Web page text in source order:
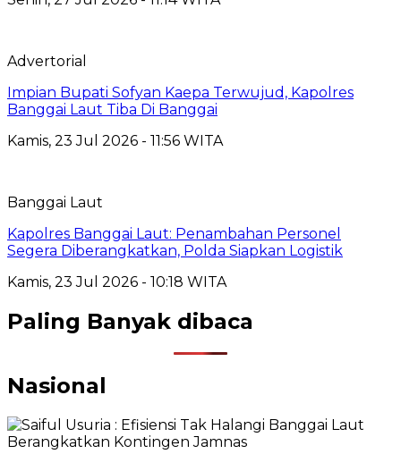
Advertorial
Impian Bupati Sofyan Kaepa Terwujud, Kapolres
Banggai Laut Tiba Di Banggai
Kamis, 23 Jul 2026 - 11:56 WITA
Banggai Laut
Kapolres Banggai Laut: Penambahan Personel
Segera Diberangkatkan, Polda Siapkan Logistik
Kamis, 23 Jul 2026 - 10:18 WITA
Paling Banyak dibaca
Nasional